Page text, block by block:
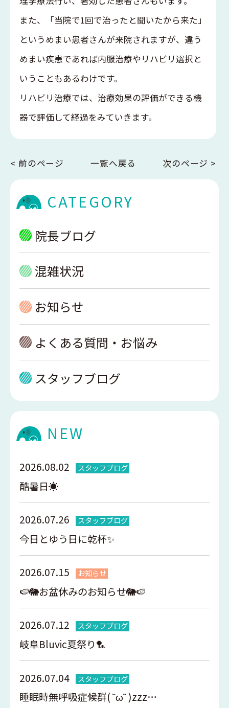
また、「当院で1回で治ったと聞いたから来た」
というめまい患者さんが来院されますが、違う
めまい疾患であれば内服治療やリハビリ選択と
いうこともあるわけです。
リハビリ治療では、治療効果の評価ができる機
器で評価して経過をみていきます。
< 前のページ 一覧へ戻る 次のページ >
CATEGORY
院長ブログ
混雑状況
お知らせ
よくある質問・お悩み
スタッフブログ
NEW
2026.08.02 スタッフブログ
酷暑日☀️
2026.07.26 スタッフブログ
今日とゆう日に乾杯✨
2026.07.15 お知らせ
🍉🐘お盆休みのお知らせ🐘🍉
2026.07.12 スタッフブログ
岐阜Bluvic夏祭り🏸
2026.07.04 スタッフブログ
睡眠時無呼吸症候群( ˘ω˘ )zzz…